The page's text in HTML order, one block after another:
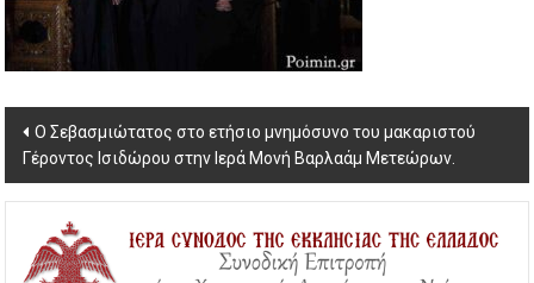
Post
navigation
Ο Σεβασμιώτατος στο ετήσιο μνημόσυνο του μακαριστού
Γέροντος Ισιδώρου στην Ιερά Μονή Βαρλαάμ Μετεώρων.